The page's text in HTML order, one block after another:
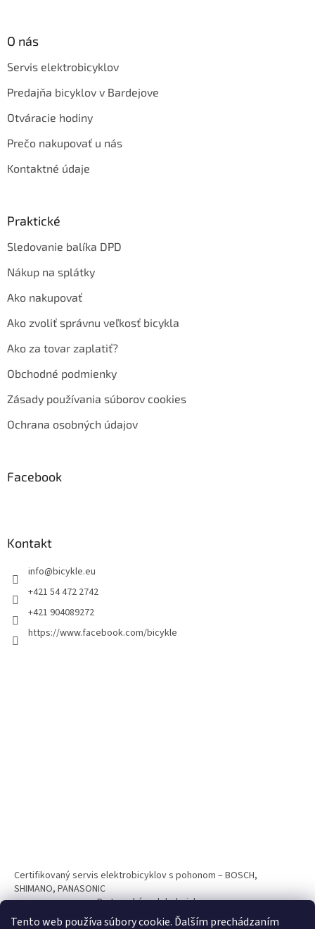
Tento web používa súbory cookie. Ďalším prechádzaním
O nás
Servis elektrobicyklov
Predajňa bicyklov v Bardejove
Otváracie hodiny
Prečo nakupovať u nás
Kontaktné údaje
Praktické
Sledovanie balíka DPD
Nákup na splátky
Ako nakupovať
Ako zvoliť správnu veľkosť bicykla
Ako za tovar zaplatiť?
Obchodné podmienky
Zásady používania súborov cookies
Ochrana osobných údajov
Facebook
Kontakt
info@bicykle.eu
+421 54 472 2742
+421 904089272
https://www.facebook.com/bicykle
Certifikovaný servis elektrobicyklov s pohonom – BOSCH,
SHIMANO, PANASONIC
Partnerský web hokejshop.eu